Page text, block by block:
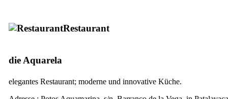
Restaurant
die Aquarela
elegantes Restaurant; moderne und innovative Küche.